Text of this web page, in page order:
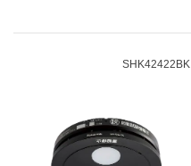
SHK42422BK